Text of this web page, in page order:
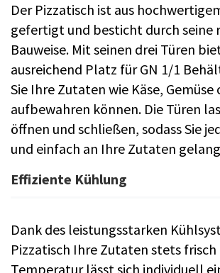
Der Pizzatisch ist aus
gefertigt und besticht durch seine
Bauweise. Mit seinen drei Türen
ausreichend Platz für GN 1/1
Sie Ihre Zutaten wie Käse, Gemüse
aufbewahren können. Die Türen
öffnen und schließen, sodass Sie
und einfach an Ihre Zutaten
Effiziente Kühlung
Dank des leistungsstarken
Pizzatisch Ihre Zutaten stets frisch
Temperatur lässt sich individuell